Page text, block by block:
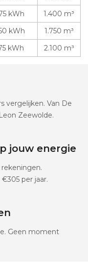
kWh
1.400 m³
kWh
1.750 m³
kWh 2.100 m³
vergelijken. Van De
Zeewolde.
jouw energie
per jaar.
Geen moment